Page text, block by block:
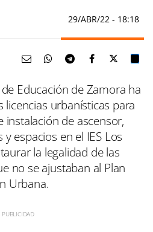
29/ABR/22 - 18:18
Educación de Zamora ha
urbanísticas para
de ascensor,
espacios en el IES Los
la legalidad de las
no se ajustaban al Plan
Urbana.